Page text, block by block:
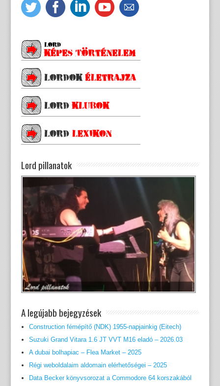
Lord pillanatok
A legújabb bejegyzések
Construction fémépítő (NDK) 1955-napjainkig (Eitech)
Suzuki Grand Vitara 1.6 JT VVT M16 eladó – 2026.03
A dubai bolhapiac – Flea Market – 2025
Régi weboldalaim aldomain elérhetőségei – 2025
Data Becker könyvsorozat a Commodore 64 korszakából